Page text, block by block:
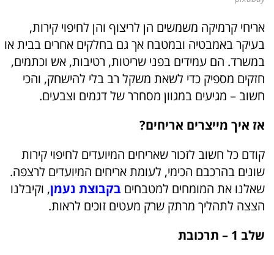
אריחי קרמיקה משמשים הן לריצוף והן לחיפוי קירות,
בעיקר באמבטיה ובמטבח אך גם בחלקים אחרים בבית או
במשרד. הם עמידים בפני שריטות, רטיבות, אש וכתמים,
חזקים מספיק כדי לשאת משקל רב בלי להישחק, והכי
חשוב – מגיעים במגוון מסחרר של דגמים וצבעים.
אז איך מייצרים אריחים?
קודם כל חשוב לזכור שאריחים המיועדים לחיפוי קירות
שונים בהרכבם הכימי, לעומת אריחים המיועדים לרצפה.
שאלנו את המומחים למטבחים בקבוצת נעמן, וקיבלנו
הצצה לתהליך מרתק שרק מעטים זוכים לראות.
שלב 1 – תרכובת